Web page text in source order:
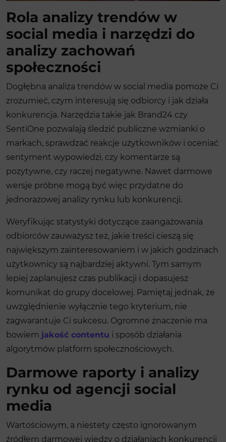
Rola analizy trendów w
social media i narzędzi do
analizy zachowań
społeczności
Dogłębna analiza trendów w social media pomoże Ci
zrozumieć, czym interesują się odbiorcy i jak działa
konkurencja. Narzędzia takie jak Brand24 czy
SentiOne pozwalają śledzić publiczne wzmianki o
markach, sprawdzać reakcje użytkowników i oceniać
sentyment wypowiedzi, czy komentarze są
pozytywne, czy raczej negatywne. Nawet darmowe
wersje próbne mogą być więc przydatne do
jednorazowej analizy rynku lub konkurencji.
Weryfikując statystyki dotyczące zaangażowania
odbiorców zauważysz też, jakie treści cieszą się
największym zainteresowaniem i w jakich godzinach
użytkownicy są najbardziej aktywni. Tym samym
lepiej zaplanujesz czas publikacji i dopasujesz
komunikat do grupy docelowej. Pamiętaj jednak, że
uwzględnienie wyłącznie tego kryterium, nie
zagwarantuje Ci sukcesu. Ogromne znaczenie ma
bowiem jakość contentu i sposób działania
algorytmów platform społecznościowych.
Darmowe raporty i analizy
rynku od agencji social
media
Wartościowym, a niestety często ignorowanym
źródłem darmowej wiedzy o działaniach konkurencji